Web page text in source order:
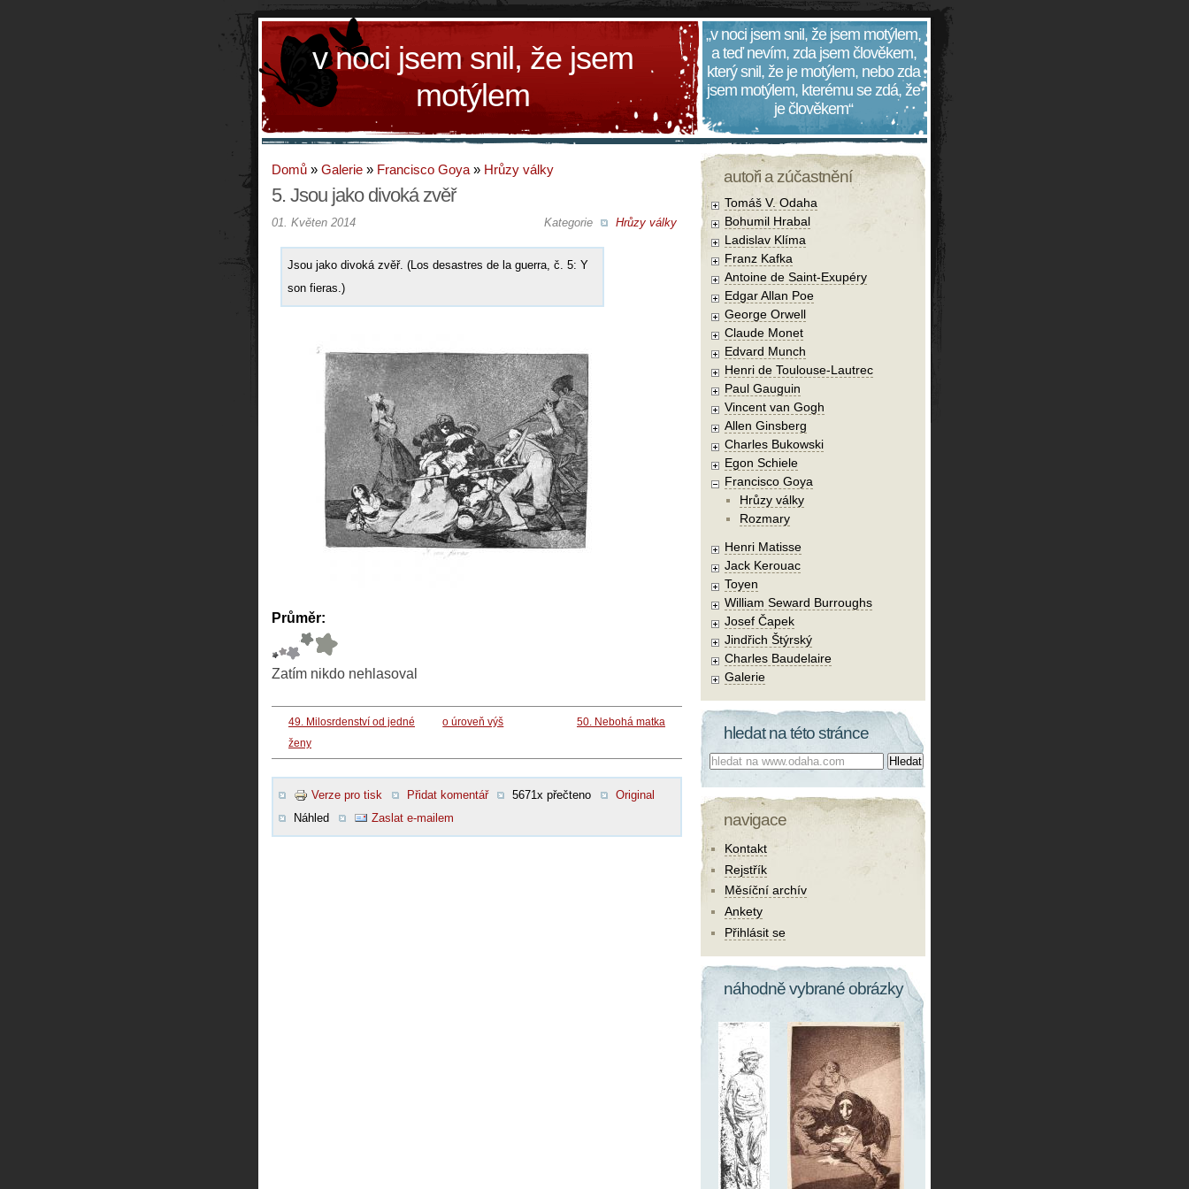
v noci jsem snil, že jsem
motýlem
„v noci jsem snil, že jsem motýlem,
a teď nevím, zda jsem člověkem,
který snil, že je motýlem, nebo zda
jsem motýlem, kterému se zdá, že
je člověkem“
Domů » Galerie » Francisco Goya » Hrůzy války
5. Jsou jako divoká zvěř
Kategorie Hrůzy války
01. Květen 2014
Jsou jako divoká zvěř. (Los desastres de la guerra, č. 5: Y
son fieras.)
Průměr:
Zatím nikdo nehlasoval
49. Milosrdenství od jedné
ženy
o úroveň výš 50. Nebohá matka
Verze pro tisk Přidat komentář 5671x přečteno
Original
Náhled
Zaslat e-mailem
autoři a zúčastnění
Tomáš V. Odaha
Bohumil Hrabal
Ladislav Klíma
Franz Kafka
Antoine de Saint-Exupéry
Edgar Allan Poe
George Orwell
Claude Monet
Edvard Munch
Henri de Toulouse-Lautrec
Paul Gauguin
Vincent van Gogh
Allen Ginsberg
Charles Bukowski
Egon Schiele
Francisco Goya
Hrůzy války
Rozmary
Henri Matisse
Jack Kerouac
Toyen
William Seward Burroughs
Josef Čapek
Jindřich Štýrský
Charles Baudelaire
Galerie
hledat na této stránce
Co hledat:
navigace
Kontakt
Rejstřík
Měsíční archív
Ankety
Přihlásit se
náhodně vybrané obrázky